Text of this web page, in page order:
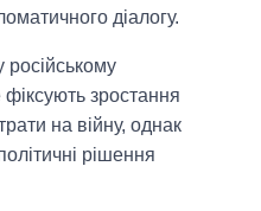
діалогу.
зростання
на війну, однак
рішення